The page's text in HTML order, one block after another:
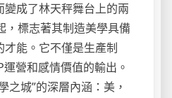
成了林天秤舞台上的兩
標志著其制造美學具備
能。它不僅是生產制
營和感情價值的輸出。
之城”的深層內涵：美，